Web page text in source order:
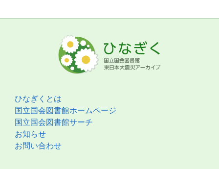
ひなぎくとは
国立国会図書館ホームページ
国立国会図書館サーチ
お知らせ
お問い合わせ